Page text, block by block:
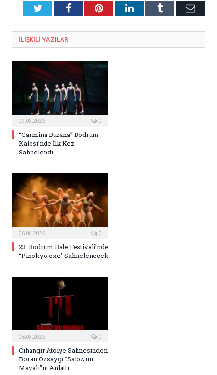
TwitterFacebookPinterestLinkedInTumblr E-
ILIŞKILI YAZILAR
09.08.2026 0
“Carmina Burana” Bodrum
Kalesi’nde İlk Kez
Sahnelendi
06.08.2026 0
23. Bodrum Bale Festivali’nde
“Pinokyo.exe” Sahnelenecek
06.08.2026 0
Cihangir Atölye Sahnesinden
Boran Özsaygı “Saloz’un
Mavalı”nı Anlattı